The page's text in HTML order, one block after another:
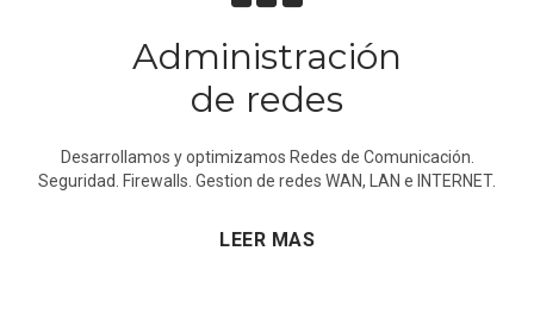
Administración
de redes
Desarrollamos y optimizamos Redes de Comunicación.
Seguridad. Firewalls. Gestion de redes WAN, LAN e INTERNET.
LEER MAS